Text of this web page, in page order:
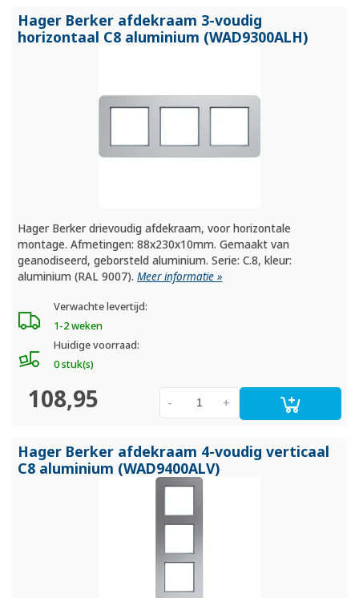
Hager Berker afdekraam 3-voudig
horizontaal C8 aluminium (WAD9300ALH)
Hager Berker drievoudig afdekraam, voor horizontale
montage. Afmetingen: 88x230x10mm. Gemaakt van
geanodiseerd, geborsteld aluminium. Serie: C.8, kleur:
aluminium (RAL 9007).Meer informatie »
Verwachte levertijd:
1-2 weken
Huidige voorraad:
0 stuk(s)
108,95 +
-
Hager Berker afdekraam 4-voudig verticaal
C8 aluminium (WAD9400ALV)